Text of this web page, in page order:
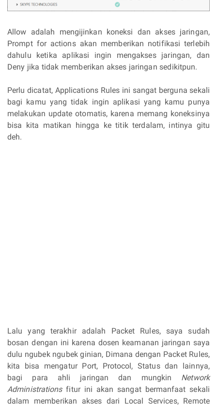
Allow adalah mengijinkan koneksi dan akses jaringan,
Prompt for actions akan memberikan notifikasi terlebih
dahulu ketika aplikasi ingin mengakses jaringan, dan
Deny jika tidak memberikan akses jaringan sedikitpun.
Perlu dicatat, Applications Rules ini sangat berguna sekali
bagi kamu yang tidak ingin aplikasi yang kamu punya
melakukan update otomatis, karena memang koneksinya
bisa kita matikan hingga ke titik terdalam, intinya gitu
deh.
Lalu yang terakhir adalah Packet Rules, saya sudah
bosan dengan ini karena dosen keamanan jaringan saya
dulu ngubek ngubek ginian, Dimana dengan Packet Rules,
kita bisa mengatur Port, Protocol, Status dan lainnya,
bagi para ahli jaringan dan mungkin Network
Administrationsfitur ini akan sangat bermanfaat sekali
dalam memberikan akses dari Local Services, Remote